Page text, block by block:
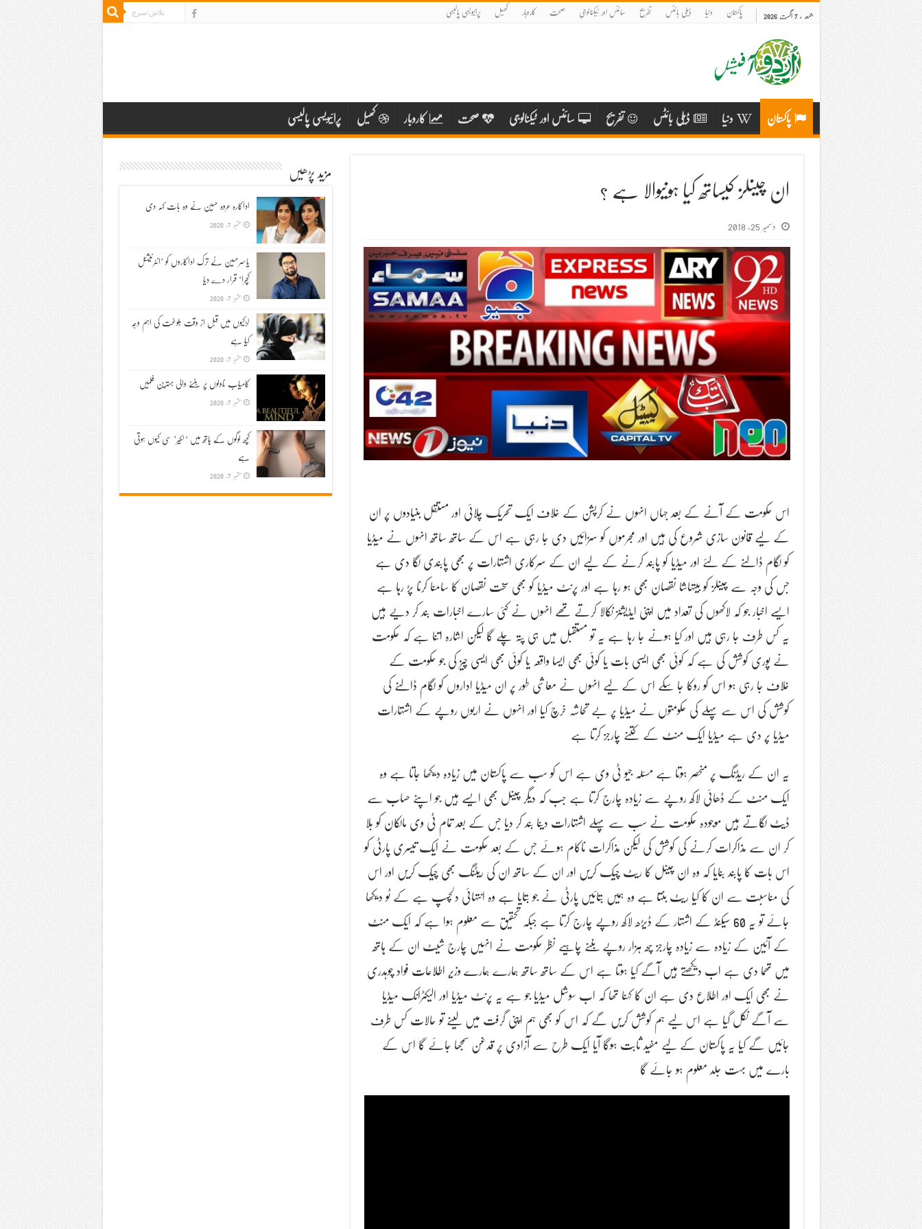
جمعہ , 7 اگست 2026 پاکستان دنیا ڈیلی بائٹس تفریح سائنس اور ٹیکنالوجی صحت کاروبار کھیل پرائیویسی پالیسی
پاکستان دنیا ڈیلی بائٹس تفریح سائنس اور ٹیکنالوجی صحت کاروبار کھیل پرائیویسی پالیسی
ان چینلز کیساتھ کیا ہونیوالا ہے ؟
دسمبر 25, 2018
اس حکومت کے آنے کے بعد جہاں انہوں نے کرپشن کے خلاف ایک تحریک چلائی اور مستقل بنیادوں پر ان
کے لیے قانون سازی شروع کی ہیں اور مجرموں کو سزائیں دی جا رہی ہے اس کے ساتھ ساتھ انہوں نے میڈیا
کو لگام ڈالنے کے لئے اور میڈیا کو پابند کرنے کے لیے ان کے سرکاری اشتہارات پر بھی پابندی لگا دی ہے
جس کی وجہ سے چینلز کو بیتہاشا نقصان بھی ہو رہا ہے اور پرنٹ میڈیا کو بھی سخت نقصان کا سامنا کرنا پڑ رہا ہے
ایسے اخبار جو کہ لاکھوں کی تعداد میں اپنی ایڈیشنز نکالا کرتے تھے انہوں نے کئی سارے اخبارات بند کر دیے ہیں
یہ کس طرف جا رہی ہیں اور کیا ہونے جا رہا ہے یہ تو مستقبل میں ہی پتہ چلے گا لیکن اشارہ اتنا ہے کہ حکومت
نے پوری کوشش کی ہے کہ کوئی بھی ایسی بات یا کوئی بھی ایسا واقعہ یا کوئی بھی ایسی چیز کی جو حکومت کے
خلاف جا رہی ہو اس کو روکا جا سکے اس کے لیے انہوں نے معاشی طور پر ان میڈیا اداروں کو لگام ڈالنے کی
کوشش کی اس سے پہلے کی حکومتوں نے میڈیا پر بے تحاشہ خرچ کیا اور انہوں نے اربوں روپے کے اشتہارات
میڈیا پر دی ہے میڈیا ایک منٹ کے کتنے چارجز کرتا ہے
یہ ان کے ریڈنگ پر منحصر ہوتا ہے مسئلہ جیو ٹی وی ہے اس کو سب سے پاکستان میں زیادہ دیکھا جاتا ہے وہ
ایک منٹ کے ڈھائی لاکھ روپے سے زیادہ چارج کرتا ہے جب کہ دیگر چینل بھی ایسے ہیں جو اپنے حساب سے
ڈیٹ لگاتے ہیں موجودہ حکومت نے سب سے پہلے اشتہارات دینا بند کر دیا جس کے بعد تمام ٹی وی مالکان کو بلا
کر ان سے مذاکرات کرنے کی کوشش کی لیکن مذاکرات ناکام ہوئے جس کے بعد حکومت نے ایک تیسری پارٹی کو
اس بات کا پابند بنایا کہ وہ ان چینل کا ریٹ چیک کریں اور ان کے ساتھ ان کی ریٹنگ بھی چیک کریں اور اس
کی مناسبت سے ان کا کیا ریٹ بنتا ہے وہ ہمیں بتائیں پارٹی نے جو بتایا ہے وہ انتہائی دلچسپ ہے کے ٹو دیکھا
جائے تو یہ 60 سیکنڈ کے اشتہار کے ڈیڑھ لاکھ روپے چارج کرتا ہے جبکہ تحقیق سے معلوم ہوا ہے کہ ایک منٹ
کے آئین کے زیادہ سے زیادہ چارجز چھ ہزار روپے بننے چاہیے نظر حکومت نے انہیں چارج شیٹ ان کے ہاتھ
میں تھما دی ہے اب دیکھتے ہیں آگے کیا ہوتا ہے اس کے ساتھ ساتھ ہمارے ہمارے وزیر اطلاعات فواد چوہدری
نے بھی ایک اور اطلاع دی ہے ان کا کہنا تھا کہ اب سوشل میڈیا جو ہے یہ پرنٹ میڈیا اور الیکٹرانک میڈیا
سے آگے نکل گیا ہے اس لیے ہم کوشش کریں گے کہ اس کو بھی ہم اپنی گرفت میں لینے تو حالات کس طرف
جائیں گے کیا یہ پاکستان کے لیے مفید ثابت ہوگا آیا ایک طرح سے آزادی پر قدغن سمجھا جائے گا اس کے
بارے میں بہت جلد معلوم ہو جائے گا
مزید پڑھیں
اداکارہ عروہ حسین نے وہ بات کہہ دی
ستمبر 7, 2020
یاسرحسین نے ترک اداکاروں کو ’انٹرنیشنل
کچرا‘ قرار دے دیا
ستمبر 7, 2020
لڑکیوں میں قبل از وقت بلوغت کی اہم وجہ
کیا ہے
ستمبر 7, 2020
کامیاب ناولوں پر بننے والی بہترین فلمیں
ستمبر 7, 2020
کچھ لوگوں کے ہاتھ میں ‘لکیر’ سی کیوں ہوتی
ہے
ستمبر 7, 2020